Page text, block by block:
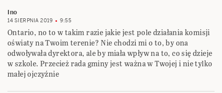
Ino
14 SIERPNIA 2019 9:55
Ontario, no to w takim razie jakie jest pole działania komisji
oświaty na Twoim terenie? Nie chodzi mi o to, by ona
odwoływała dyrektora, ale by miała wpływ na to, co się dzieje
w szkole. Przecież rada gminy jest ważna w Twojej i nie tylko
małej ojczyźnie